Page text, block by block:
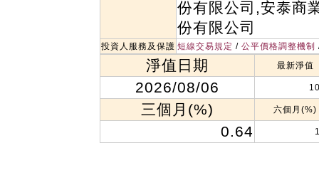
份有限公司,安泰商
份有限公司
投資人服務及保護 短線交易規定 / 公平價格調整機制
淨值日期 最新淨值
2026/08/06
三個月(%) 六個月(%)
0.64